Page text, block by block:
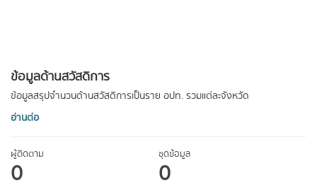
ข้อมูลด้านสวัสดิการ
ข้อมูลสรุปจำนวนด้านสวัสดิการเป็นราย อปท. รวมแต่ละจังหวัด
อ่านต่อ
ผู้ติดตาม
0
ชุดข้อมูล
0